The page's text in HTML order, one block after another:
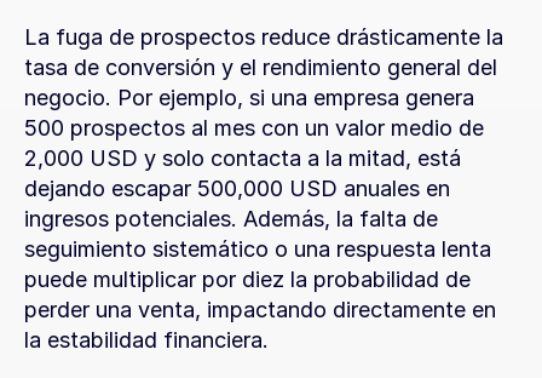
La fuga de prospectos reduce drásticamente la
tasa de conversión y el rendimiento general del
negocio. Por ejemplo, si una empresa genera
500 prospectos al mes con un valor medio de
2,000 USD y solo contacta a la mitad, está
dejando escapar 500,000 USD anuales en
ingresos potenciales. Además, la falta de
seguimiento sistemático o una respuesta lenta
puede multiplicar por diez la probabilidad de
perder una venta, impactando directamente en
la estabilidad financiera.